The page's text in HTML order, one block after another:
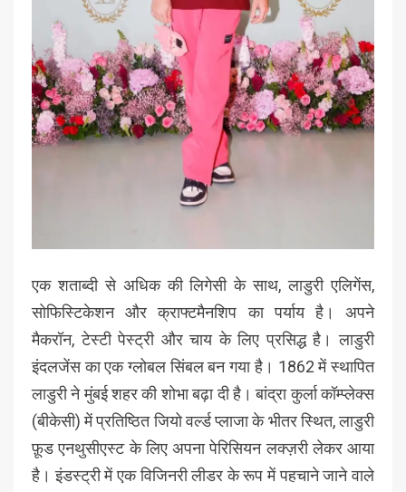
एक शताब्दी से अधिक की लिगेसी के साथ, लाडुरी एलिगेंस,
सोफिस्टिकेशन और क्राफ्टमैनशिप का पर्याय है। अपने
मैकरॉन, टेस्टी पेस्ट्री और चाय के लिए प्रसिद्ध है। लाडुरी
इंदलजेंस का एक ग्लोबल सिंबल बन गया है। 1862 में स्थापित
लाडुरी ने मुंबई शहर की शोभा बढ़ा दी है। बांद्रा कुर्ला कॉम्प्लेक्स
(बीकेसी) में प्रतिष्ठित जियो वर्ल्ड प्लाजा के भीतर स्थित, लाडुरी
फ़ूड एनथुसीएस्ट के लिए अपना पेरिसियन लक्ज़री लेकर आया
है। इंडस्ट्री में एक विजिनरी लीडर के रूप में पहचाने जाने वाले